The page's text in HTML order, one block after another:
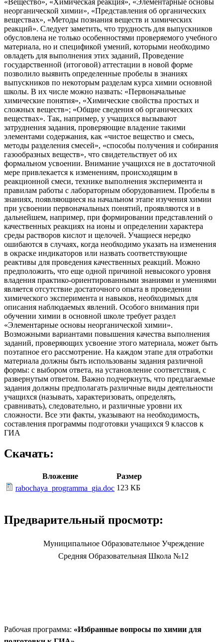
неорганической химии», «Представления об органических
веществах», «Методы познания веществ и химических
реакций». Следует заметить, что трудность для выпускников
обусловлена не только особенностями проверяемого учебного
материала, но и спецификой умений, которыми необходимо
овладеть для выполнения этих заданий, Проведение
государственной (итоговой) аттестации в новой форме
позволило выявить определенные пробелы в знаниях
выпускников по некоторым разделам курса химии основной
школы. В их числе можно назвать: «Первоначальные
химические понятия», «Химические свойства простых и
сложных веществ»; «Общие сведения об органических
веществах». Так, например, у учащихся вызывают
затруднения задания, проверяющие владение такими
элементами содержания, как «чистое вещество и смесь,
методы разделения смесей», «способы получения и собирания
газообразных веществ», что свидетельствует об их
формальном усвоении. Внимание учащихся не в достаточной
мере привлекается к изменениям, происходящим в
реакционной смеси, технике выполнения эксперимента и
правилам работы с лабораторным оборудованием. Пробелы в
знаниях, появляющиеся на начальном этапе изучения химии
при усвоении первоначальных понятий, проявляются и в
дальнейшем, например, при формировании представлений о
качественных реакциях на ионы и определении характера
среды растворов кислот и щелочей. Учащиеся нередко
ошибаются в случаях, когда необходимо указать на изменения
в окраске индикаторов или назвать соответствующие
реактивы для проведения качественных реакций. Можно
предположить, что еще одной причиной невысокого уровня
владения практико-ориентированными знаниями и умениями
является отсутствие достаточного опыта в проведении
химического эксперимента и навыков, необходимых для
описания наблюдаемых явлений. Особого внимания при
обучении химии в основной школе требует раздел
«Элементарные основы неорганической химии».
Возможными вариантами повышения качества выполнения
заданий, проверяющих усвоение этого материала, может быть
поэтапное его рассмотрение. На каждом этапе для отработки
материала должны быть использованы задания различной
формы: с выбором ответа, на установление соответствия, с
развернутым ответом. Важно подчеркнуть, что предлагаемые
задания должны предполагать различные виды деятельности
учащихся (называть, характеризовать, определять,
сравнивать), следовательно, и различные уровни их
сложности. Все эти факты, указывают на необходимость,
составления программы подготовки учащихся 9 классов к
ГИА
Скачать:
Вложение
Размер
rabochaya_programma_gia.doc 123 КБ
Предварительный просмотр:
Муниципальное Образовательное Учреждение
Средняя Образовательная Школа №12
Рабочая программа: «Избранные вопросы по химии для